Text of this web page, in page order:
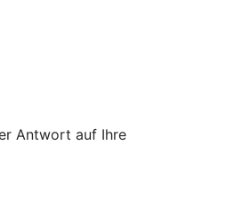
Antwort auf Ihre